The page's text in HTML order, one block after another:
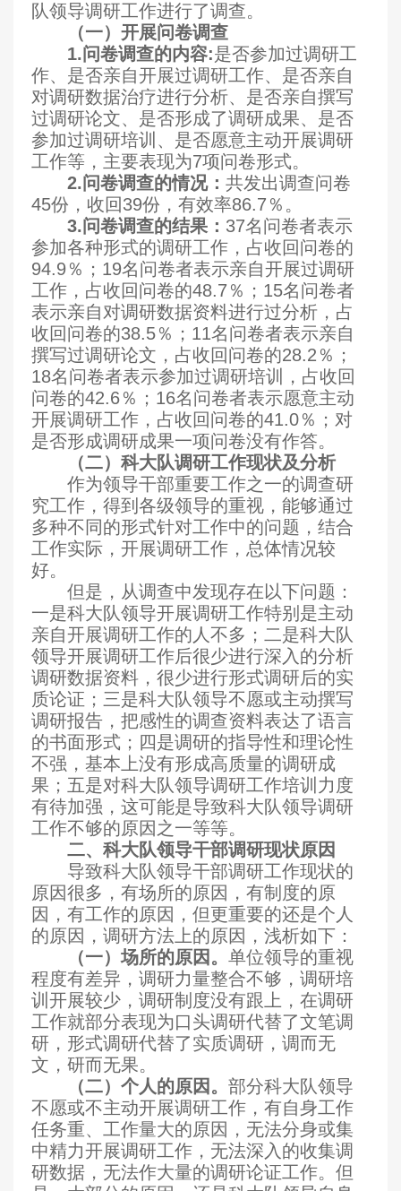
队领导调研工作进行了调查。
（一）开展问卷调查
1.问卷调查的内容:是否参加过调研工
作、是否亲自开展过调研工作、是否亲自
对调研数据治疗进行分析、是否亲自撰写
过调研论文、是否形成了调研成果、是否
参加过调研培训、是否愿意主动开展调研
工作等，主要表现为7项问卷形式。
2.问卷调查的情况：共发出调查问卷
45份，收回39份，有效率86.7％。
3.问卷调查的结果： 37名问卷者表示
参加各种形式的调研工作，占收回问卷的
94.9％；19名问卷者表示亲自开展过调研
工作，占收回问卷的48.7％；15名问卷者
表示亲自对调研数据资料进行过分析，占
收回问卷的38.5％；11名问卷者表示亲自
撰写过调研论文，占收回问卷的28.2％；
18名问卷者表示参加过调研培训，占收回
问卷的42.6％；16名问卷者表示愿意主动
开展调研工作，占收回问卷的41.0％；对
是否形成调研成果一项问卷没有作答。
（二）科大队调研工作现状及分析
作为领导干部重要工作之一的调查研
究工作，得到各级领导的重视，能够通过
多种不同的形式针对工作中的问题，结合
工作实际，开展调研工作，总体情况较
好。
但是，从调查中发现存在以下问题：
一是科大队领导开展调研工作特别是主动
亲自开展调研工作的人不多；二是科大队
领导开展调研工作后很少进行深入的分析
调研数据资料，很少进行形式调研后的实
质论证；三是科大队领导不愿或主动撰写
调研报告，把感性的调查资料表达了语言
的书面形式；四是调研的指导性和理论性
不强，基本上没有形成高质量的调研成
果；五是对科大队领导调研工作培训力度
有待加强，这可能是导致科大队领导调研
工作不够的原因之一等等。
二、科大队领导干部调研现状原因
导致科大队领导干部调研工作现状的
原因很多，有场所的原因，有制度的原
因，有工作的原因，但更重要的还是个人
的原因，调研方法上的原因，浅析如下：
（一）场所的原因。单位领导的重视
程度有差异，调研力量整合不够，调研培
训开展较少，调研制度没有跟上，在调研
工作就部分表现为口头调研代替了文笔调
研，形式调研代替了实质调研，调而无
文，研而无果。
（二）个人的原因。部分科大队领导
不愿或不主动开展调研工作，有自身工作
任务重、工作量大的原因，无法分身或集
中精力开展调研工作，无法深入的收集调
研数据，无法作大量的调研论证工作。但